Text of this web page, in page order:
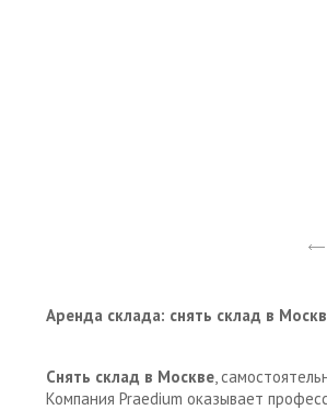
Аренда склада: снять склад в
Снять склад в Москве,
Компания Praedium оказывает